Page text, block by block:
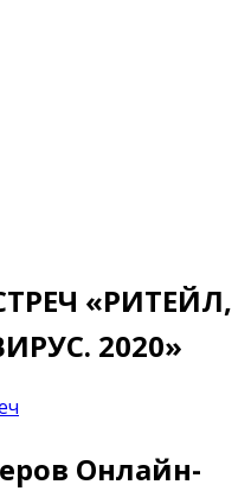
«РИТЕЙЛ,
2020»
Онлайн-